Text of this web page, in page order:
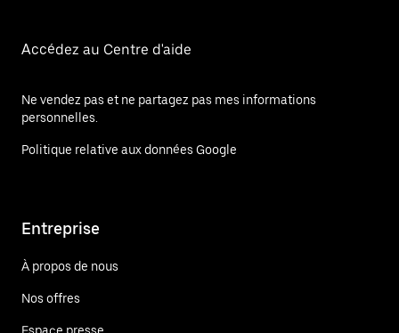
Accédez au Centre d'aide
Ne vendez pas et ne partagez pas mes informations
personnelles.
Politique relative aux données Google
Entreprise
À propos de nous
Nos offres